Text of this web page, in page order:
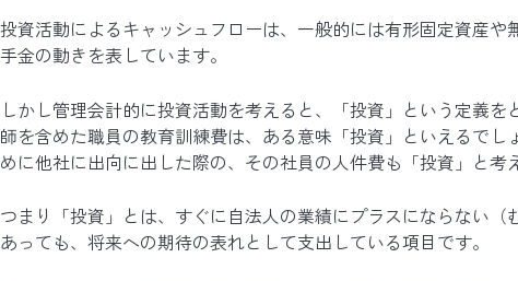
投資活動によるキャッシュフローは、一般的には有形固定資産
手金の動きを表しています。
しかし管理会計的に投資活動を考えると、「投資」という定義
師を含めた職員の教育訓練費は、ある意味「投資」といえるでし
めに他社に出向に出した際の、その社員の人件費も「投資」と考
つまり「投資」とは、すぐに自法人の業績にプラスにならない
あっても、将来への期待の表れとして支出している項目です。